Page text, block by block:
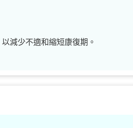
減少不適和縮短康復期。